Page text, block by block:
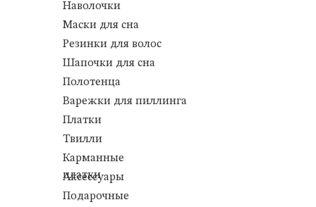
Наволочки
Резинки для волос
Шапочки для сна
Полотенца
Варежки для пиллинга
Платки
Карманные
платки
Аксессуары
Подарочные
Маски для сна
Твилли